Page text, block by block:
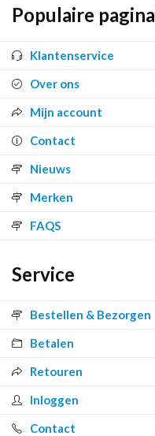
Populaire
Klantenservice
Over ons
Mijn account
Contact
Nieuws
Merken
FAQS
Service
Bestellen & Bezorgen
Betalen
Retouren
Inloggen
Contact